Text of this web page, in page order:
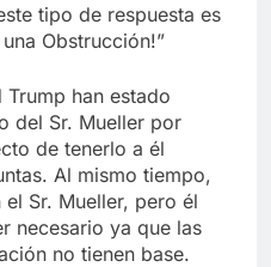
tipo de respuesta es
Obstrucción!”
han estado
del Sr. Mueller por
de tenerlo a él
Al mismo tiempo,
Sr. Mueller, pero él
necesario ya que las
no tienen base.